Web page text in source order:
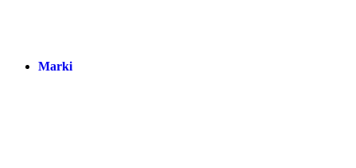
Marki